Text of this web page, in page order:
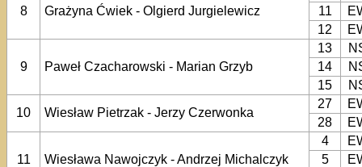
8 Grażyna Ćwiek - Olgierd Jurgielewicz
11
12
9 Paweł Czacharowski - Marian Grzyb
13
14
15
10
Wiesław Pietrzak - Jerzy Czerwonka
27
28
11 Wiesława Nawojczyk - Andrzej Michalczyk
4
5